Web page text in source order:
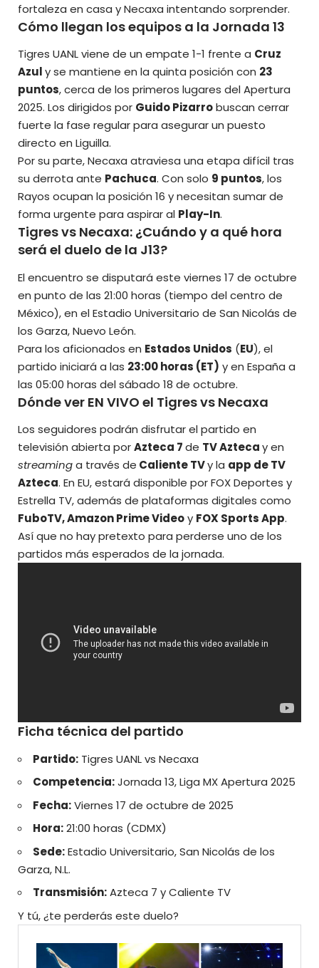
fortaleza en casa y Necaxa intentando sorprender.
Cómo llegan los equipos a la Jornada 13
Tigres UANL viene de un empate 1-1 frente a Cruz
Azuly se mantiene en la quinta posición con 23
puntos, cerca de los primeros lugares del Apertura
2025. Los dirigidos por Guido Pizarrobuscan cerrar
fuerte la fase regular para asegurar un puesto
directo en Liguilla.
Por su parte, Necaxa atraviesa una etapa difícil tras
su derrota ante Pachuca. Con solo 9 puntos, los
Rayos ocupan la posición 16 y necesitan sumar de
forma urgente para aspirar al Play-In.
Tigres vs Necaxa: ¿Cuándo y a qué hora
será el duelo de la J13?
El encuentro se disputará este viernes 17 de octubre
en punto de las 21:00 horas (tiempo del centro de
México), en el Estadio Universitario de San Nicolás de
los Garza, Nuevo León.
Para los aficionados en Estados Unidos (EU), el
partido iniciará a las 23:00 horas (ET) y en España a
las 05:00 horas del sábado 18 de octubre.
Dónde ver EN VIVO el Tigres vs Necaxa
Los seguidores podrán disfrutar el partido en
televisión abierta porAzteca 7de TV Aztecay en
streaminga través de Caliente TVy la app de TV
Azteca. En EU, estará disponible por FOX Deportes y
Estrella TV, además de plataformas digitales como
FuboTV, Amazon Prime Videoy FOX Sports App.
Así que no hay pretexto para perderse uno de los
partidos más esperados de la jornada.
Ficha técnica del partido
Partido: Tigres UANL vs Necaxa
Competencia:Jornada 13, Liga MX Apertura 2025
Fecha:Viernes 17 de octubre de 2025
Hora:21:00 horas (CDMX)
Sede:Estadio Universitario, San Nicolás de los
Garza, N.L.
Transmisión:Azteca 7 y Caliente TV
Y tú, ¿te perderás este duelo?